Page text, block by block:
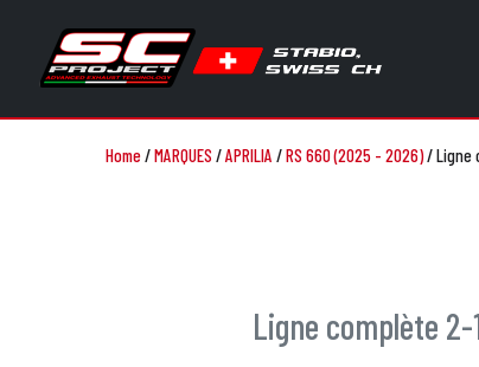
Home/MARQUES /APRILIA /RS 660 (2025 - 2026)/Ligne
Ligne complète